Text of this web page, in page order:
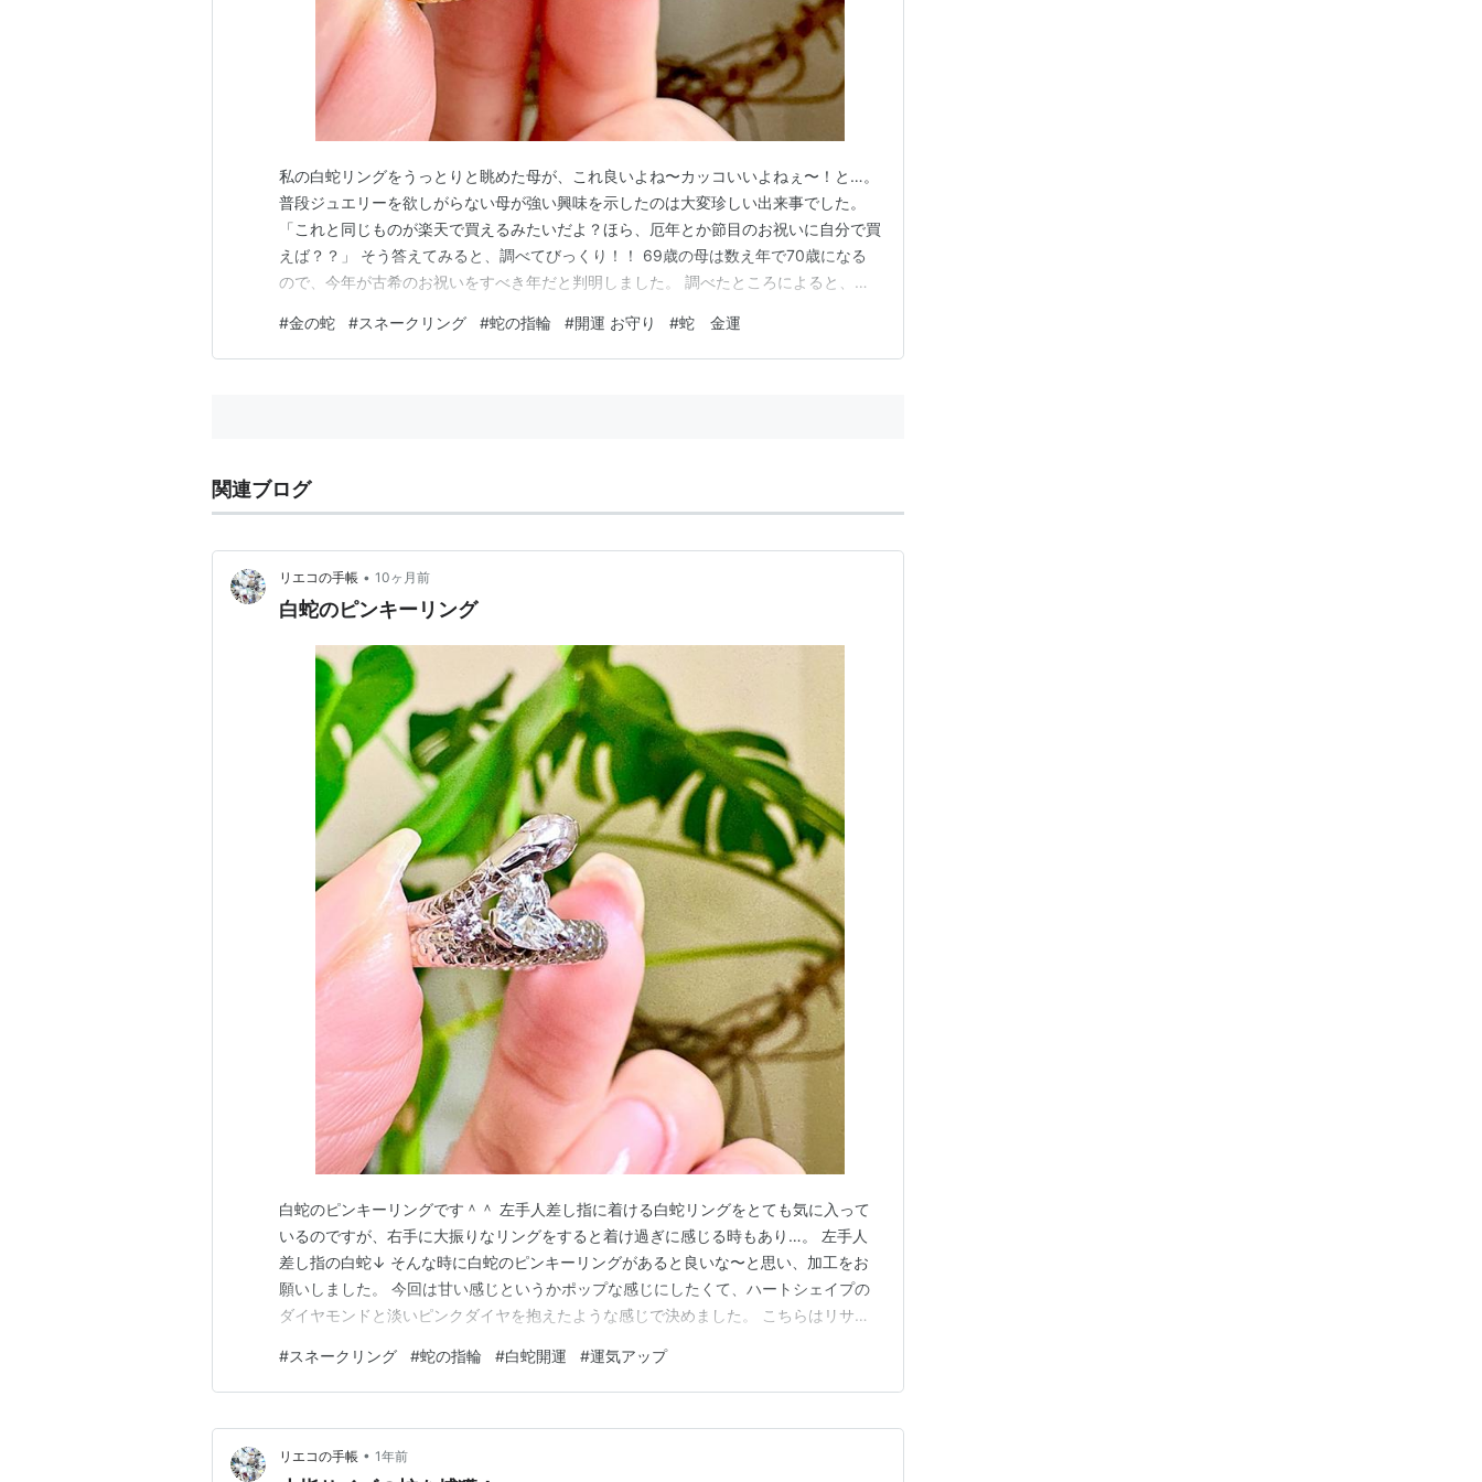
私の白蛇リングをうっとりと眺めた母が、これ良いよね〜カッコいいよねぇ〜！と…。
普段ジュエリーを欲しがらない母が強い興味を示したのは大変珍しい出来事でした。
「これと同じものが楽天で買えるみたいだよ？ほら、厄年とか節目のお祝いに自分で買
えば？？」 そう答えてみると、調べてびっくり！！ 69歳の母は数え年で70歳になる
ので、今年が古希のお祝いをすべき年だと判明しました。 調べたところによると、古
るようです。 だとすると、蛇モチーフのジュエリーは厄除けにぴったりではないでし
ょうか？ となると…？？？ 蛇のリングは母本人が…
#金の蛇 #スネークリング #蛇の指輪 #開運 お守り #蛇 金運
関連ブログ
リエコの手帳 • 10ヶ月前
白蛇のピンキーリング
白蛇のピンキーリングです＾＾ 左手人差し指に着ける白蛇リングをとても気に入って
いるのですが、右手に大振りなリングをすると着け過ぎに感じる時もあり…。 左手人
差し指の白蛇↓ そんな時に白蛇のピンキーリングがあると良いな〜と思い、加工をお
願いしました。 今回は甘い感じというかポップな感じにしたくて、ハートシェイプの
ダイヤモンドと淡いピンクダイヤを抱えたような感じで決めました。 こちらはリサイ
すね↓ 蛇の形を整えてロジウムメッキをかけ、ダイヤモンドを添えるような感じで、
既製品のリングを改造して頂いたという事です＾＾ リン…
#スネークリング #蛇の指輪 #白蛇開運 #運気アップ
リエコの手帳 • 1年前